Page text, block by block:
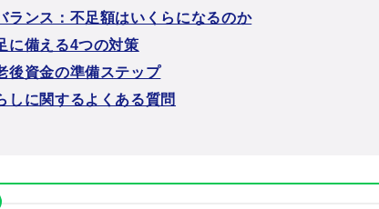
ランス：不足額はいくらになるのか
に備える4つの対策
後資金の準備ステップ
しに関するよくある質問